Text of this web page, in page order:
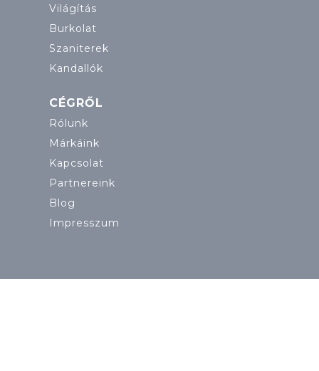
Világítás
Burkolat
Szaniterek
Kandallók
CÉGRŐL
Rólunk
Márkáink
Kapcsolat
Partnereink
Blog
Impresszum